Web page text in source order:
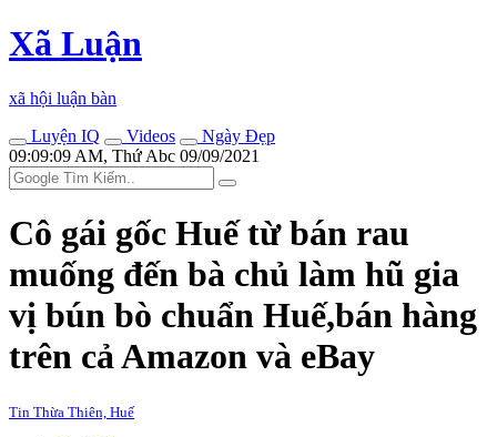
Xã Luận
xã hội luận bàn
Luyện IQ
Videos
Ngày Đẹp
09:09:09 AM, Thứ Abc 09/09/2021
Cô gái gốc Huế từ bán rau
muống đến bà chủ làm hũ gia
vị bún bò chuẩn Huế,bán hàng
trên cả Amazon và eBay
Tin Thừa Thiên, Huế